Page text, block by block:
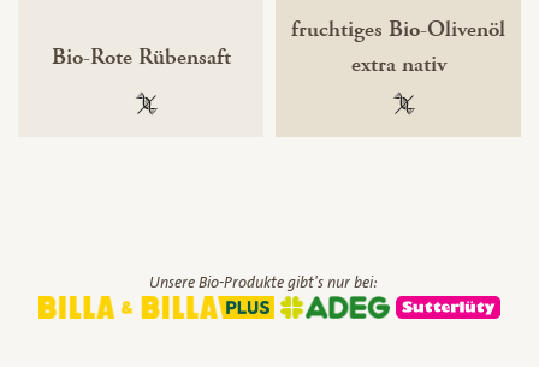
Bio-Rote Rübensaft
100 % gentechnikfrei
fruchtiges Bio-Olivenöl
extra nativ
100 %
Unsere Bio-Produkte gibt's nur bei: